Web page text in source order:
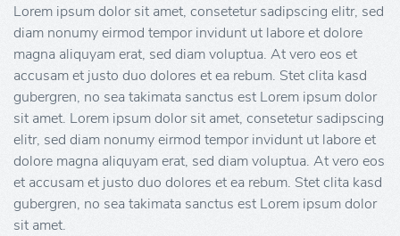
Lorem ipsum dolor sit amet, consetetur sadipscing elitr, sed
diam nonumy eirmod tempor invidunt ut labore et dolore
magna aliquyam erat, sed diam voluptua. At vero eos et
accusam et justo duo dolores et ea rebum. Stet clita kasd
gubergren, no sea takimata sanctus est Lorem ipsum dolor
sit amet. Lorem ipsum dolor sit amet, consetetur sadipscing
elitr, sed diam nonumy eirmod tempor invidunt ut labore et
dolore magna aliquyam erat, sed diam voluptua. At vero eos
et accusam et justo duo dolores et ea rebum. Stet clita kasd
gubergren, no sea takimata sanctus est Lorem ipsum dolor
sit amet.